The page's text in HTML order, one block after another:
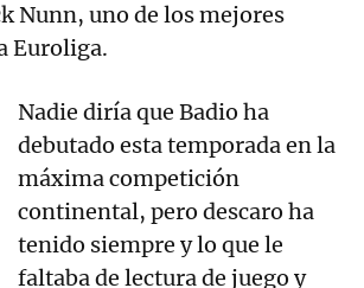
Nunn, uno de los mejores
Euroliga.
Nadie diría que Badio ha
debutado esta temporada en la
máxima competición
continental, pero descaro ha
tenido siempre y lo que le
faltaba de lectura de juego y